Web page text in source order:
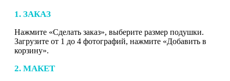
1. ЗАКАЗ
Нажмите «Сделать заказ», выберите размер подушки.
Загрузите от 1 до 4 фотографий, нажмите «Добавить в
корзину».
2. МАКЕТ